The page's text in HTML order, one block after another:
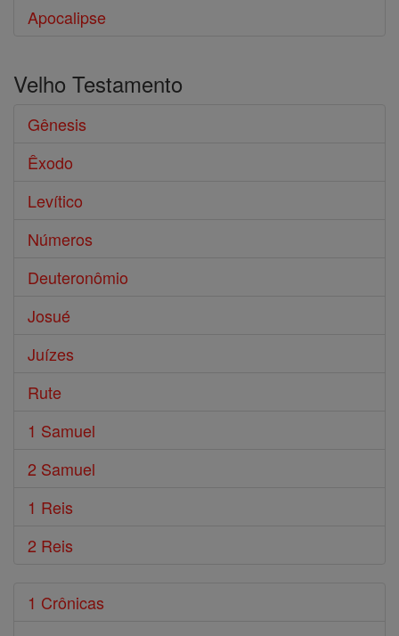
Apocalipse
Velho Testamento
Gênesis
Êxodo
Levítico
Números
Deuteronômio
Josué
Juízes
Rute
1 Samuel
2 Samuel
1 Reis
2 Reis
1 Crônicas